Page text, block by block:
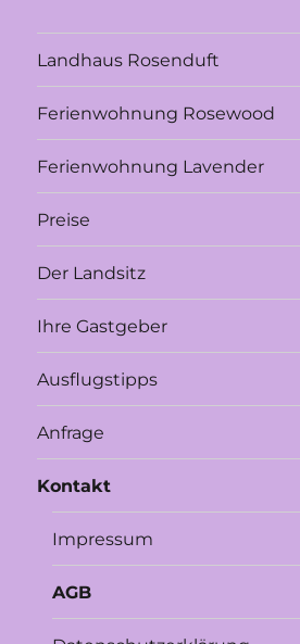
Landhaus Rosenduft
Ferienwohnung Rosewood
Ferienwohnung Lavender
Preise
Der Landsitz
Ihre Gastgeber
Ausflugstipps
Anfrage
Kontakt
Impressum
AGB